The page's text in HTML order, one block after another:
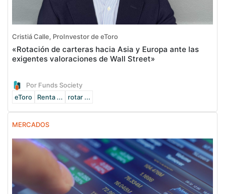
Cristiá Calle, ProInvestor de eToro
«Rotación de carteras hacia Asia y Europa ante las
exigentes valoraciones de Wall Street»
Por Funds Society
eToro
Renta ... rotar ...
MERCADOS